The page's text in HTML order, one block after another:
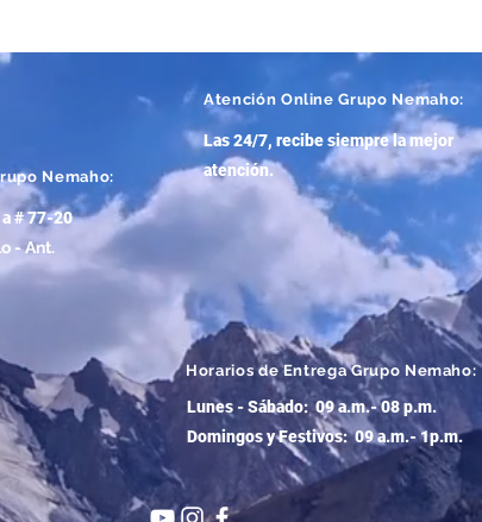
Nemaho:
a # 77-20
- Ant.
Atención Online Grupo Nemaho:
Las 24/7, recibe siempre la mejor
atención.
Horarios de Entrega Grupo Nemaho:
Lunes - Sábado: 09 a.m.- 08 p.m.
Domingos y Festivos: 09 a.m.- 1p.m.